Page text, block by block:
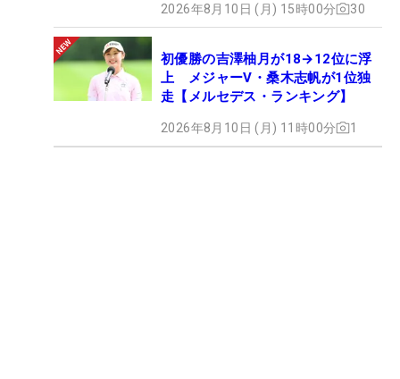
2026年8月10日 (月) 15時00分 30
初優勝の吉澤柚月が18→12位に浮
上 メジャーV・桑木志帆が1位独
走【メルセデス・ランキング】
2026年8月10日 (月) 11時00分 1